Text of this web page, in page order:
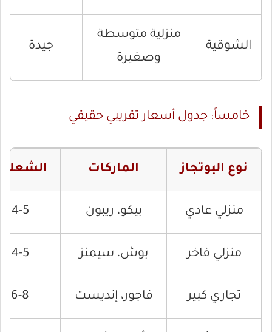
الشوقية
منزلية متوسطة
وصغيرة
جيدة
خامساً: جدول أسعار تقريبي حقيقي
نوع البوتجاز الماركات
منزلي عادي بيكو، ريبون 4-5
منزلي فاخر بوش، سيمنز 4-5
تجاري كبير فاجور، إنديست 6-8